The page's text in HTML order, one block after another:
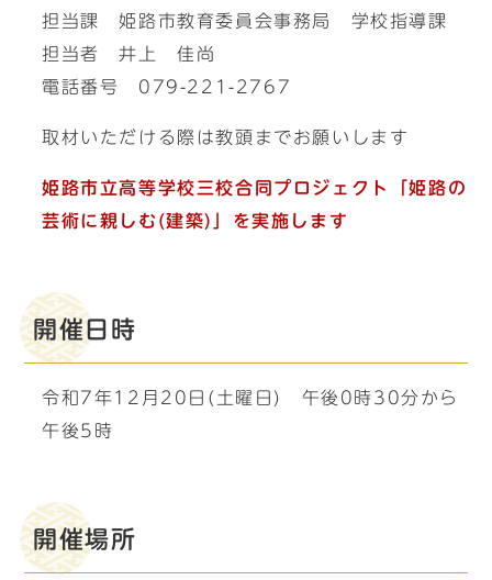
担当課 姫路市教育委員会事務局 学校指導課
担当者 井上 佳尚
電話番号 079-221-2767
取材いただける際は教頭までお願いします
姫路市立高等学校三校合同プロジェクト「姫路の
芸術に親しむ(建築)」を実施します
開催日時
令和7年12月20日(土曜日) 午後0時30分から
午後5時
開催場所